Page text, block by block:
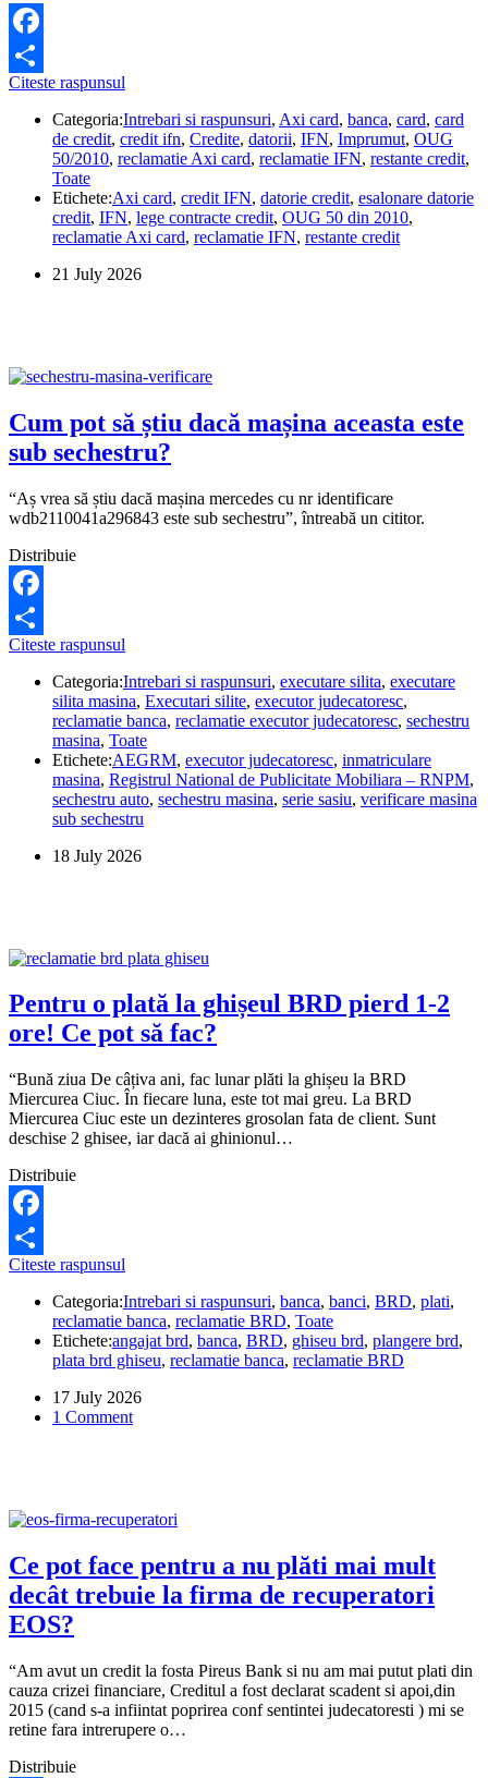
Facebook
Share
Citeste raspunsul
nu
vrea
să-
eșaloneze
datoria.
Ce
să
Categoria:Intrebari si raspunsuri, Axi card, banca, card, card
de credit, credit ifn, Credite, datorii, IFN, Imprumut, OUG
50/2010, reclamatie Axi card, reclamatie IFN, restante credit,
Toate
Etichete:Axi card, credit IFN, datorie credit, esalonare datorie
credit, IFN, lege contracte credit, OUG 50 din 2010,
reclamatie Axi card, reclamatie IFN, restante credit
21 July 2026
Cum pot să știu dacă mașina aceasta este
sub sechestru?
“Aș vrea să știu dacă mașina mercedes cu nr identificare
wdb2110041a296843 este sub sechestru”, întreabă un cititor.
Distribuie
Facebook
Share
Citeste raspunsul
să
știu
dacă
mașina
aceasta
este
sub
sechestru?
Categoria:Intrebari si raspunsuri, executare silita, executare
silita masina, Executari silite, executor judecatoresc,
reclamatie banca, reclamatie executor judecatoresc, sechestru
masina, Toate
Etichete:AEGRM, executor judecatoresc, inmatriculare
masina, Registrul National de Publicitate Mobiliara – RNPM,
sechestru auto, sechestru masina, serie sasiu, verificare masina
sub sechestru
18 July 2026
Pentru o plată la ghișeul BRD pierd 1-2
ore! Ce pot să fac?
“Bună ziua De câțiva ani, fac lunar plăti la ghișeu la BRD
Miercurea Ciuc. În fiecare luna, este tot mai greu. La BRD
Miercurea Ciuc este un dezinteres grosolan fata de client. Sunt
deschise 2 ghisee, iar dacă ai ghinionul…
Distribuie
Facebook
Share
Citeste raspunsul
plată
la
ghișeul
BRD
1-
2
fac?
Categoria:Intrebari si raspunsuri, banca, banci, BRD, plati,
reclamatie banca, reclamatie BRD, Toate
Etichete:angajat brd, banca, BRD, ghiseu brd, plangere brd,
plata brd ghiseu, reclamatie banca, reclamatie BRD
17 July 2026
1 Comment
Ce pot face pentru a nu plăti mai mult
decât trebuie la firma de recuperatori
EOS?
“Am avut un credit la fosta Pireus Bank si nu am mai putut plati din
cauza crizei financiare, Creditul a fost declarat scadent si apoi,din
2015 (cand s-a infiintat poprirea conf sentintei judecatoresti ) mi se
retine fara intrerupere o…
Distribuie